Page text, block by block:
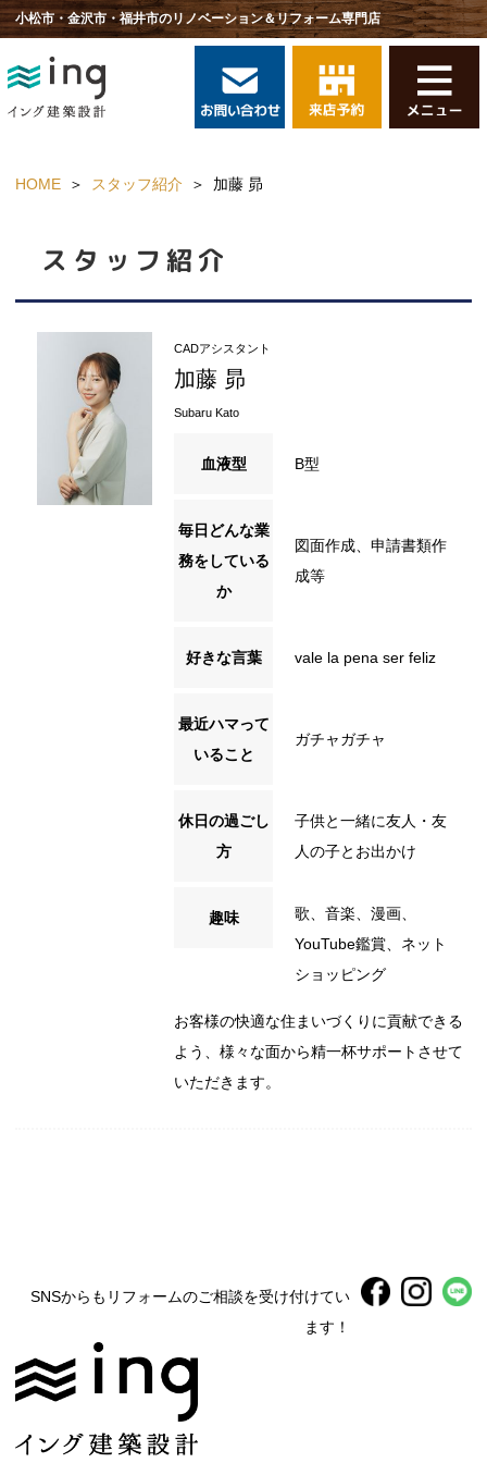
小松市・金沢市・福井市のリノベーション＆リフォーム専門店
HOME スタッフ紹介 加藤 昴
スタッフ紹介
CADアシスタント
加藤 昴
Subaru Kato
血液型 B型
毎日どんな業
務をしている
か
図面作成、申請書類作
成等
好きな言葉 vale la pena ser feliz
最近ハマって
いること
ガチャガチャ
休日の過ごし
方
子供と一緒に友人・友
人の子とお出かけ
趣味
歌、音楽、漫画、
YouTube鑑賞、ネット
ショッピング
お客様の快適な住まいづくりに貢献できる
よう、様々な面から精一杯サポートさせて
いただきます。
SNSからもリフォームのご相談を受け付けてい
ます！